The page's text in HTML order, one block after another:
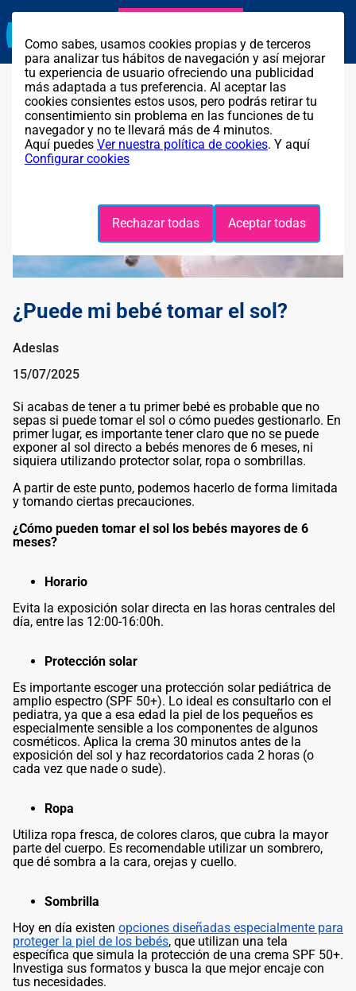
911 314 259
¿Puede mi bebé tomar el sol?
Adeslas
15/07/2025
Si acabas de tener a tu primer bebé es probable que no
sepas si puede tomar el sol o cómo puedes gestionarlo. En
primer lugar, es importante tener claro que no se puede
exponer al sol directo a bebés menores de 6 meses, ni
siquiera utilizando protector solar, ropa o sombrillas.
A partir de este punto, podemos hacerlo de forma limitada
y tomando ciertas precauciones.
¿Cómo pueden tomar el sol los bebés mayores de 6
meses?
Horario
Evita la exposición solar directa en las horas centrales del
día, entre las 12:00-16:00h.
Protección solar
Es importante escoger una protección solar pediátrica de
amplio espectro (SPF 50+). Lo ideal es consultarlo con el
pediatra, ya que a esa edad la piel de los pequeños es
especialmente sensible a los componentes de algunos
cosméticos. Aplica la crema 30 minutos antes de la
exposición del sol y haz recordatorios cada 2 horas (o
cada vez que nade o sude).
Ropa
Utiliza ropa fresca, de colores claros, que cubra la mayor
parte del cuerpo. Es recomendable utilizar un sombrero,
que dé sombra a la cara, orejas y cuello.
Sombrilla
Hoy en día existen opciones diseñadas especialmente para
proteger la piel de los bebés, que utilizan una tela
específica que simula la protección de una crema SPF 50+.
Investiga sus formatos y busca la que mejor encaje con
tus necesidades.
Como sabes, usamos cookies propias y de terceros
para analizar tus hábitos de navegación y así mejorar
tu experiencia de usuario ofreciendo una publicidad
más adaptada a tus preferencia. Al aceptar las
cookies consientes estos usos, pero podrás retirar tu
consentimiento sin problema en las funciones de tu
navegador y no te llevará más de 4 minutos.
Aquí puedes Ver nuestra política de cookies. Y aquí
Configurar cookies
Rechazar todas Aceptar todas